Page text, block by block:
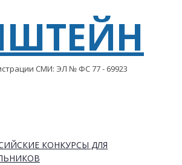
СМИ: ЭЛ № ФС 77 - 69923
КОНКУРСЫ ДЛЯ